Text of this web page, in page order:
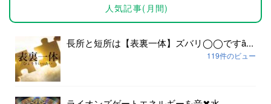
人気記事(月間)
長所と短所は【表裏一体】ズバリ◯◯ですȃ...
119件のビュー